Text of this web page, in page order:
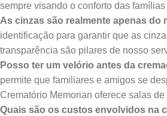
sempre visando o conforto das famílias
As cinzas são realmente apenas do
identificação para garantir que as
transparência são pilares de nosso
Posso ter um velório antes da
permite que familiares e amigos se
Crematório Memorian oferece salas
Quais são os custos envolvidos na